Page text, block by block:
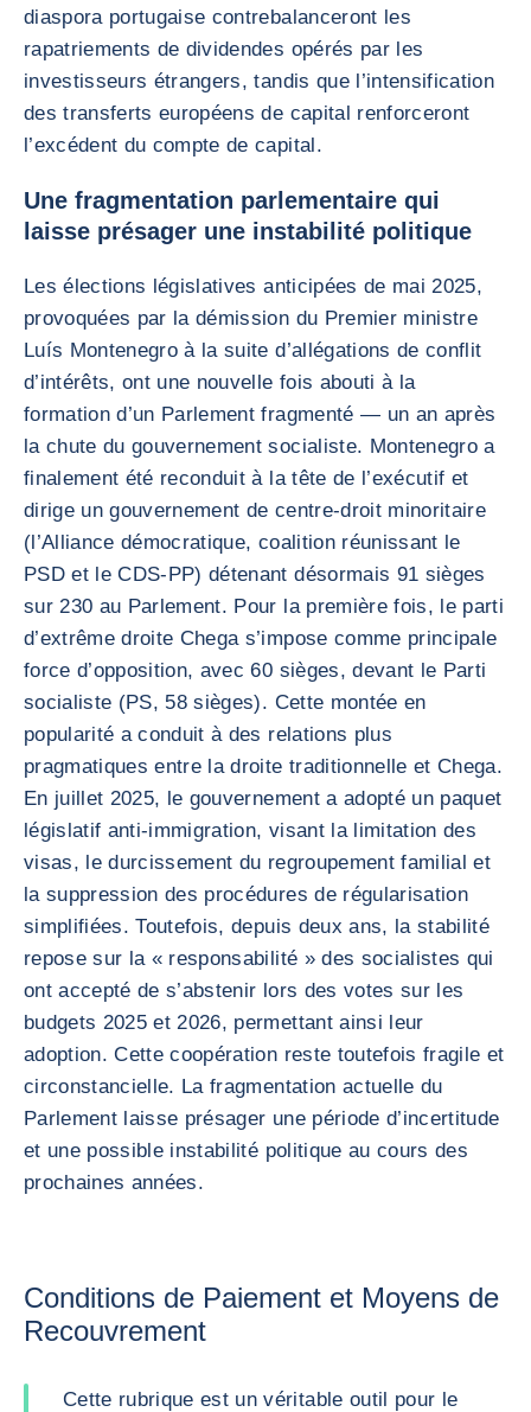
diaspora portugaise contrebalanceront les
rapatriements de dividendes opérés par les
investisseurs étrangers, tandis que l’intensification
des transferts européens de capital renforceront
l’excédent du compte de capital.
Une fragmentation parlementaire qui
laisse présager une instabilité politique
Les élections législatives anticipées de mai 2025,
provoquées par la démission du Premier ministre
Luís Montenegro à la suite d’allégations de conflit
d’intérêts, ont une nouvelle fois abouti à la
formation d’un Parlement fragmenté — un an après
la chute du gouvernement socialiste. Montenegro a
finalement été reconduit à la tête de l’exécutif et
dirige un gouvernement de centre-droit minoritaire
(l’Alliance démocratique, coalition réunissant le
PSD et le CDS-PP) détenant désormais 91 sièges
sur 230 au Parlement. Pour la première fois, le parti
d’extrême droite Chega s’impose comme principale
force d’opposition, avec 60 sièges, devant le Parti
socialiste (PS, 58 sièges). Cette montée en
popularité a conduit à des relations plus
pragmatiques entre la droite traditionnelle et Chega.
En juillet 2025, le gouvernement a adopté un paquet
législatif anti-immigration, visant la limitation des
visas, le durcissement du regroupement familial et
la suppression des procédures de régularisation
simplifiées. Toutefois, depuis deux ans, la stabilité
repose sur la « responsabilité » des socialistes qui
ont accepté de s’abstenir lors des votes sur les
budgets 2025 et 2026, permettant ainsi leur
adoption. Cette coopération reste toutefois fragile et
circonstancielle. La fragmentation actuelle du
Parlement laisse présager une période d’incertitude
et une possible instabilité politique au cours des
prochaines années.
Conditions de Paiement et Moyens de
Recouvrement
Cette rubrique est un véritable outil pour le